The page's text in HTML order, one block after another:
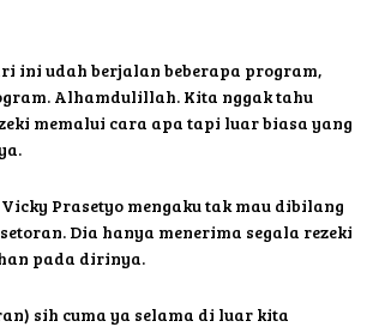
ini udah berjalan beberapa program,
Alhamdulillah. Kita nggak tahu
memalui cara apa tapi luar biasa yang
Prasetyo mengaku tak mau dibilang
Dia hanya menerima segala rezeki
pada dirinya.
sih cuma ya selama di luar kita